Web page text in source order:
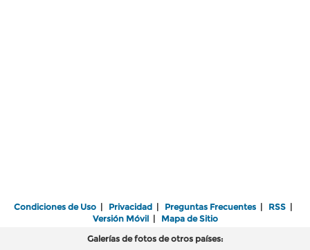
Condiciones de Uso | Privacidad | Preguntas Frecuentes | RSS |
Versión Móvil| Mapa de Sitio
Galerías de fotos de otros países: